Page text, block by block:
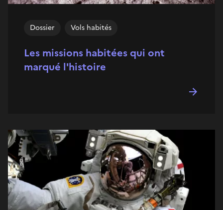
Les missions habitées qui ont
marqué l'histoire
Dossier Vols habités